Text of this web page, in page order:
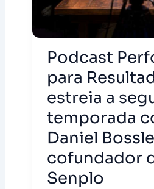
Podcast
para
estreia a
temporada
Daniel
cofundador
Senplo